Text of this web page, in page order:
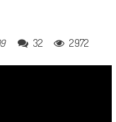
32 2972